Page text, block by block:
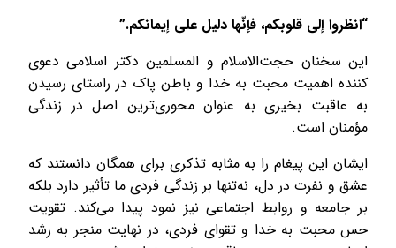
“انظروا إلى قلوبكم، فإنّها دليل على إيمانكم.”
این سخنان حجت‌الاسلام و المسلمین دکتر اسلامی دعوی
کننده اهمیت محبت به خدا و باطن پاک در راستای رسیدن
به عاقبت بخیری به عنوان محوری‌ترین اصل در زندگی
مؤمنان است.
ایشان این پیغام را به مثابه تذکری برای همگان دانستند که
عشق و نفرت در دل، نه‌تنها بر زندگی فردی ما تأثیر دارد بلکه
بر جامعه و روابط اجتماعی نیز نمود پیدا می‌کند. تقویت
حس محبت به خدا و تقوای فردی، در نهایت منجر به رشد